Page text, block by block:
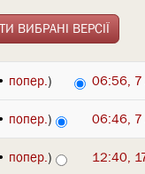
попер.) 06:56, 7
• попер.) 06:46, 7
• попер.) 12:40,